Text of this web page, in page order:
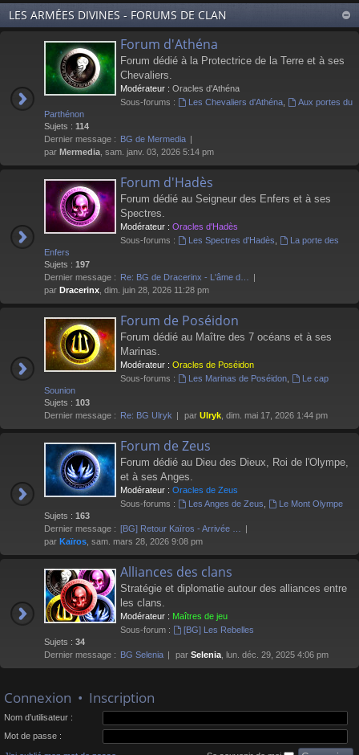
LES ARMÉES DIVINES - FORUMS DE CLAN
Forum d'Athéna
Forum dédié à la Protectrice de la Terre et à ses
Chevaliers.
Modérateur : Oracles d'Athéna
Sous-forums :
Les Chevaliers d'Athéna,
Aux portes du
Parthénon
Sujets : 114
Dernier message : BG de Mermedia
par Mermedia , sam. janv. 03, 2026 5:14 pm
Forum d'Hadès
Forum dédié au Seigneur des Enfers et à ses
Spectres.
Modérateur : Oracles d'Hadès
Sous-forums :
Les Spectres d'Hadès
La porte des
Enfers
Sujets : 197
Dernier message : Re: BG de Dracerinx - L'âme d…
par Dracerinx , dim. juin 28, 2026 11:28 pm
Forum de Poséidon
Forum dédié au Maître des 7 océans et à ses
Marinas.
Modérateur : Oracles de Poséidon
Sous-forums :
Les Marinas de Poséidon,
Le cap
Sounion
Sujets : 103
Dernier message : Re: BG Ulryk par Ulryk , dim. mai 17, 2026 1:44 pm
Forum de Zeus
Forum dédié au Dieu des Dieux, Roi de l'Olympe,
et à ses Anges.
Modérateur : Oracles de Zeus
Sous-forums :
Les Anges de Zeus
Le Mont Olympe
Sujets : 163
Dernier message : [BG] Retour Kaïros - Arrivée …
par Kaïros , sam. mars 28, 2026 9:08 pm
Alliances des clans
Stratégie et diplomatie autour des alliances entre
les clans.
Modérateur : Maîtres de jeu
Sous-forum :
[BG] Les Rebelles
Sujets : 34
Dernier message : BG Selenia par Selenia , lun. déc. 29, 2025 4:06 pm
Connexion • Inscription
Nom d’utilisateur :
Mot de passe :